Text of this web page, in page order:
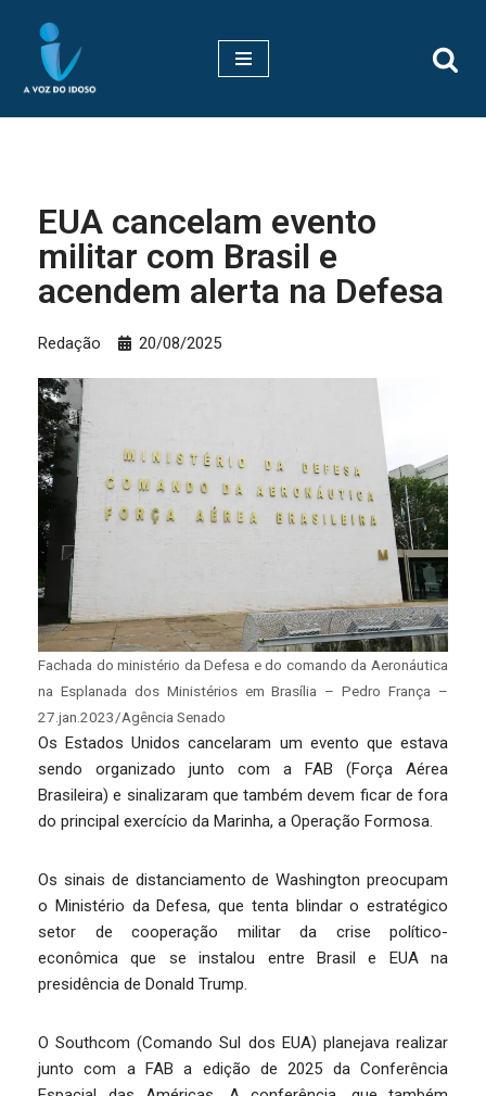
Pular
para
EUA cancelam evento
militar com Brasil e
acendem alerta na Defesa
Redação 20/08/2025
Fachada do ministério da Defesa e do comando da Aeronáutica
na Esplanada dos Ministérios em Brasília – Pedro França –
27.jan.2023/Agência Senado
Os Estados Unidos cancelaram um evento que estava
sendo organizado junto com a FAB (Força Aérea
Brasileira) e sinalizaram que também devem ficar de fora
do principal exercício da Marinha, a Operação Formosa.
Os sinais de distanciamento de Washington preocupam
o Ministério da Defesa, que tenta blindar o estratégico
setor de cooperação militar da crise político-
econômica que se instalou entre Brasil e EUA na
presidência de Donald Trump.
O Southcom (Comando Sul dos EUA) planejava realizar
junto com a FAB a edição de 2025 da Conferência